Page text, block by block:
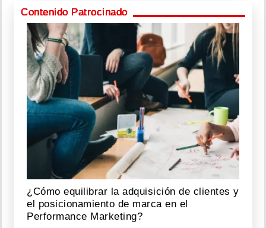
Contenido Patrocinado
¿Cómo equilibrar la adquisición de clientes y
el posicionamiento de marca en el
Performance Marketing?